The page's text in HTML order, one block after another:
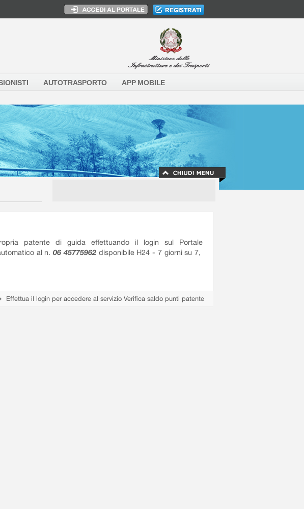
AUTOTRASPORTO APP MOBILE
patente di guida effettuando il login sul Portale
al n. 06 45775962 disponibile H24 - 7 giorni su 7,
Effettua il login per accedere al servizio Verifica saldo punti patente